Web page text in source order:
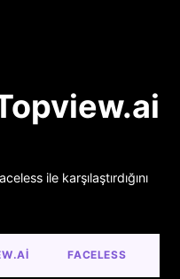
ile karşılaştırdığını
FACELESS